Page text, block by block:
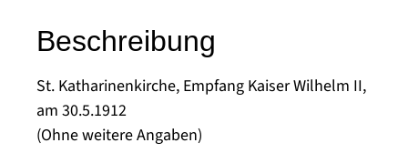
Beschreibung
St. Katharinenkirche, Empfang Kaiser Wilhelm II,
am 30.5.1912
(Ohne weitere Angaben)